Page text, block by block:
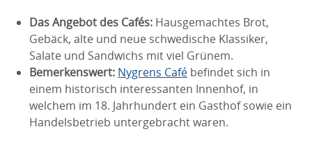
Das Angebot des Cafés: Hausgemachtes Brot,
Gebäck, alte und neue schwedische Klassiker,
Salate und Sandwichs mit viel Grünem.
Bemerkenswert: Nygrens Café befindet sich in
einem historisch interessanten Innenhof, in
welchem im 18. Jahrhundert ein Gasthof sowie ein
Handelsbetrieb untergebracht waren.